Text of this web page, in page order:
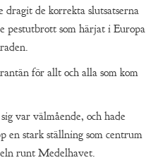
dragit de korrekta slutsatserna
pestutbrott som härjat i Europa
för allt och alla som kom
var välmående, och hade
en stark ställning som centrum
runt Medelhavet.